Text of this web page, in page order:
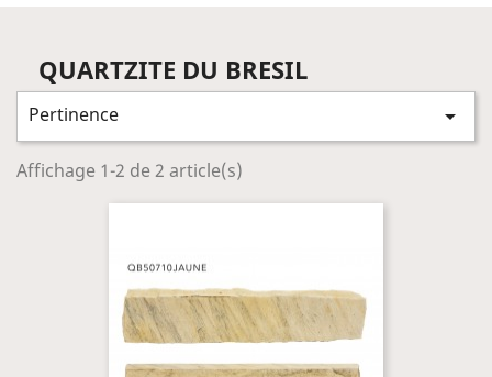
QUARTZITE DU BRESIL
Pertinence 
Affichage 1-2 de 2 article(s)